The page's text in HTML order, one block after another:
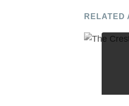
RELATED